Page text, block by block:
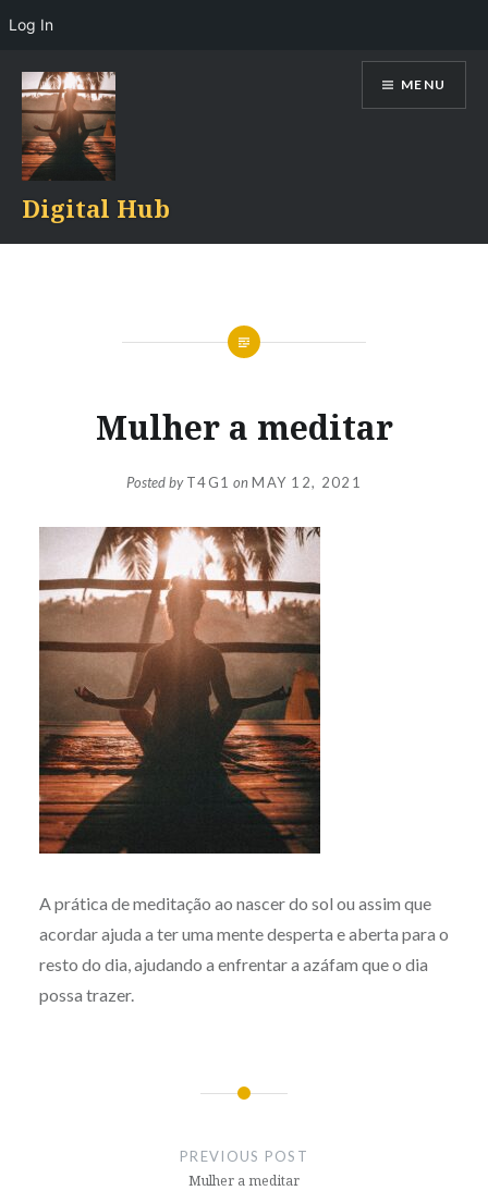
content
Digital Hub
MENU
Mulher a meditar
Posted byT4G1 onMAY 12, 2021
A prática de meditação ao nascer do sol ou assim que
acordar ajuda a ter uma mente desperta e aberta para o
resto do dia, ajudando a enfrentar a azáfam que o dia
possa trazer.
PREVIOUS POST
Mulher a meditar
Log In